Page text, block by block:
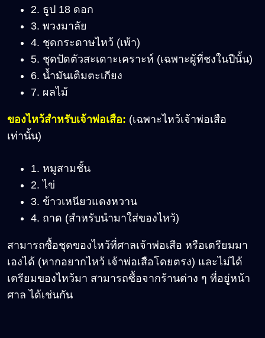
2. ธูป 18 ดอก
3. พวงมาลัย
4. ชุดกระดาษไหว้ (เพ้า)
5. ชุดปัดตัวสะเดาะเคราะห์ (เฉพาะผู้ที่ชงในปีนั้น)
6. น้ำมันเติมตะเกียง
7. ผลไม้
ของไหว้สำหรับเจ้าพ่อเสือ: (เฉพาะไหว้เจ้าพ่อเสือ
เท่านั้น)
1. หมูสามชั้น
2. ไข่
3. ข้าวเหนียวแดงหวาน
4. ถาด (สำหรับนำมาใส่ของไหว้)
สามารถซื้อชุดของไหว้ที่ศาลเจ้าพ่อเสือ หรือเตรียมมา
เองได้ (หากอยากไหว้ เจ้าพ่อเสือโดยตรง) และไม่ได้
เตรียมของไหว้มา สามารถซื้อจากร้านต่าง ๆ ที่อยู่หน้า
ศาล ได้เช่นกัน